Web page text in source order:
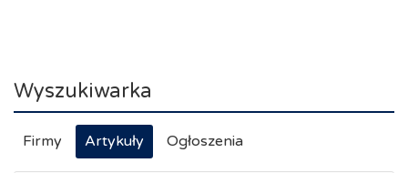
Wyszukiwarka
Firmy Artykuły Ogłoszenia